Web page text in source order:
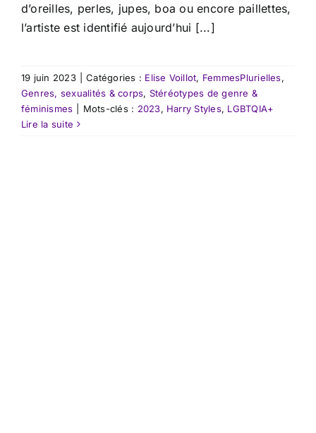
d’oreilles, perles, jupes, boa ou encore paillettes,
l’artiste est identifié aujourd’hui [...]
19 juin 2023 Catégories : Elise Voillot, FemmesPlurielles,
Genres, sexualités & corps, Stéréotypes de genre &
féminismes
Mots-clés : 2023, Harry Styles, LGBTQIA+
Lire la suite